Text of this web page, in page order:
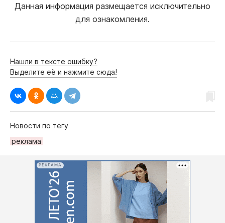
Данная информация размещается исключительно
для ознакомления.
Нашли в тексте ошибку?
Выделите её и нажмите сюда!
Новости по тегу
рeклама
РЕКЛАМА